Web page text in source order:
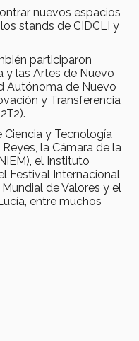
nuevos espacios
stands de CIDCLI y
participaron
y las Artes de Nuevo
Autónoma de Nuevo
y Transferencia
Ciencia y Tecnología
la Cámara de la
el Instituto
Festival Internacional
de Valores y el
entre muchos